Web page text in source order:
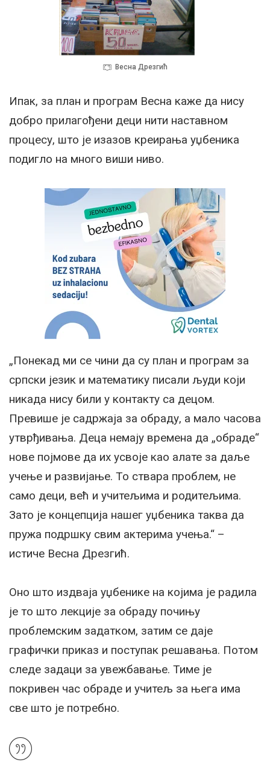
Весна Дрезгић
Ипак, за план и програм Весна каже да нису
добро прилагођени деци нити наставном
процесу, што је изазов креирања уџбеника
подигло на много виши ниво.
„Понекад ми се чини да су план и програм за
српски језик и математику писали људи који
никада нису били у контакту са децом.
Превише је садржаја за обраду, а мало часова
утврђивања. Деца немају времена да „обраде“
нове појмове да их усвоје као алате за даље
учење и развијање. То ствара проблем, не
само деци, већ и учитељима и родитељима.
Зато је концепција нашег уџбеника таква да
пружа подршку свим актерима учења.“ –
истиче Весна Дрезгић.
Оно што издваја уџбенике на којима је радила
је то што лекције за обраду почињу
проблемским задатком, затим се даје
графички приказ и поступак решавања. Потом
следе задаци за увежбавање. Тиме је
покривен час обраде и учитељ за њега има
све што је потребно.